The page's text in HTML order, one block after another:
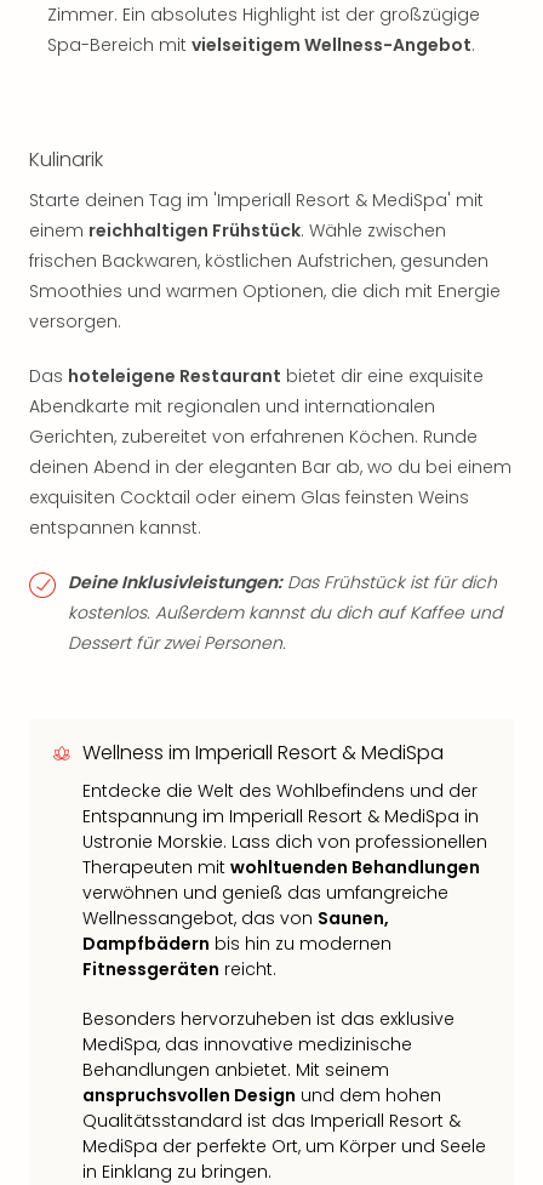
Zimmer. Ein absolutes Highlight ist der großzügige
Spa-Bereich mit vielseitigem Wellness-Angebot.
Kulinarik
Starte deinen Tag im 'Imperiall Resort & MediSpa' mit
einem reichhaltigen Frühstück. Wähle zwischen
frischen Backwaren, köstlichen Aufstrichen, gesunden
Smoothies und warmen Optionen, die dich mit Energie
versorgen.
Das hoteleigene Restaurant bietet dir eine exquisite
Abendkarte mit regionalen und internationalen
Gerichten, zubereitet von erfahrenen Köchen. Runde
deinen Abend in der eleganten Bar ab, wo du bei einem
exquisiten Cocktail oder einem Glas feinsten Weins
entspannen kannst.
Deine Inklusivleistungen:Das Frühstück ist für dich
kostenlos. Außerdem kannst du dich auf Kaffee und
Dessert für zwei Personen.
Wellness im Imperiall Resort & MediSpa
Entdecke die Welt des Wohlbefindens und der
Entspannung im Imperiall Resort & MediSpa in
Ustronie Morskie. Lass dich von professionellen
Therapeuten mit wohltuenden Behandlungen
verwöhnen und genieß das umfangreiche
Wellnessangebot, das von Saunen,
Dampfbädern bis hin zu modernen
Fitnessgeräten reicht.
Besonders hervorzuheben ist das exklusive
MediSpa, das innovative medizinische
Behandlungen anbietet. Mit seinem
anspruchsvollen Design und dem hohen
Qualitätsstandard ist das Imperiall Resort &
MediSpa der perfekte Ort, um Körper und Seele
in Einklang zu bringen.